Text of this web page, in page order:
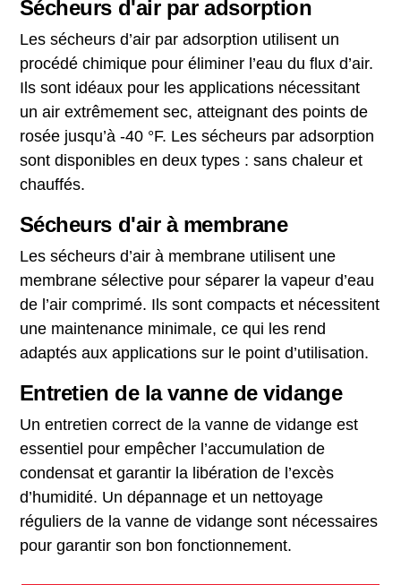
Sécheurs d'air par adsorption
Les sécheurs d’air par adsorption utilisent un
procédé chimique pour éliminer l’eau du flux d’air.
Ils sont idéaux pour les applications nécessitant
un air extrêmement sec, atteignant des points de
rosée jusqu’à -40 °F. Les sécheurs par adsorption
sont disponibles en deux types : sans chaleur et
chauffés.
Sécheurs d'air à membrane
Les sécheurs d’air à membrane utilisent une
membrane sélective pour séparer la vapeur d’eau
de l’air comprimé. Ils sont compacts et nécessitent
une maintenance minimale, ce qui les rend
adaptés aux applications sur le point d’utilisation.
Entretien de la vanne de vidange
Un entretien correct de la vanne de vidange est
essentiel pour empêcher l’accumulation de
condensat et garantir la libération de l’excès
d’humidité. Un dépannage et un nettoyage
réguliers de la vanne de vidange sont nécessaires
pour garantir son bon fonctionnement.